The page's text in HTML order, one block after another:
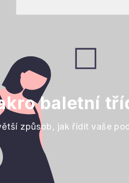
baletní
způsob, jak řídit vaše